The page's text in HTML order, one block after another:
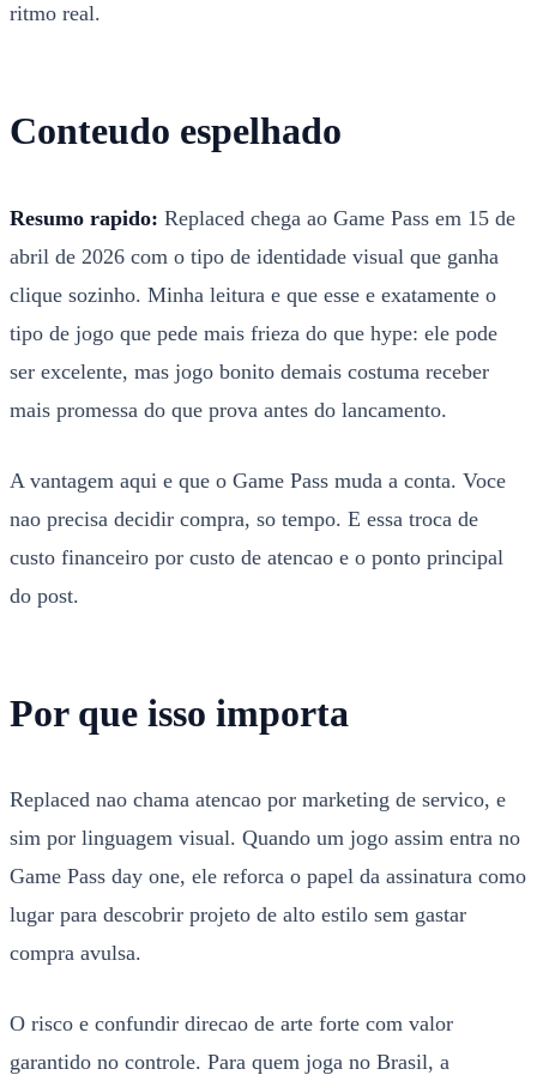
ritmo real.
Conteudo espelhado
Resumo rapido: Replaced chega ao Game Pass em 15 de
abril de 2026 com o tipo de identidade visual que ganha
clique sozinho. Minha leitura e que esse e exatamente o
tipo de jogo que pede mais frieza do que hype: ele pode
ser excelente, mas jogo bonito demais costuma receber
mais promessa do que prova antes do lancamento.
A vantagem aqui e que o Game Pass muda a conta. Voce
nao precisa decidir compra, so tempo. E essa troca de
custo financeiro por custo de atencao e o ponto principal
do post.
Por que isso importa
Replaced nao chama atencao por marketing de servico, e
sim por linguagem visual. Quando um jogo assim entra no
Game Pass day one, ele reforca o papel da assinatura como
lugar para descobrir projeto de alto estilo sem gastar
compra avulsa.
O risco e confundir direcao de arte forte com valor
garantido no controle. Para quem joga no Brasil, a